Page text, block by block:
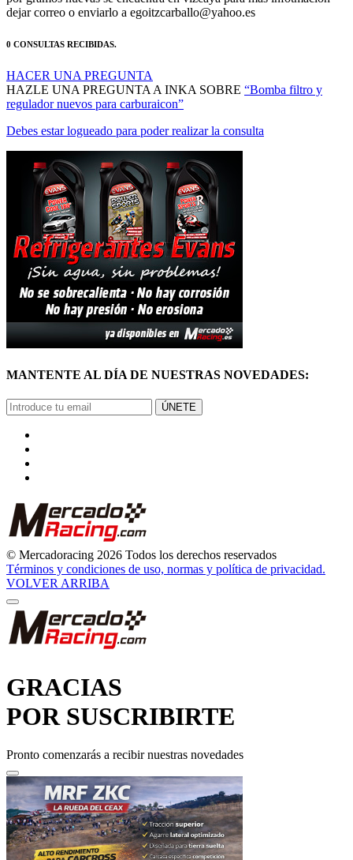
HAZLE UNA PREGUNTA A INKA SOBRE
regulador nuevos para carburaicon”
Debes estar logueado para poder realizar la consulta
© Mercadoracing 2026 Todos los derechos reservados
Términos y condiciones de uso, normas y política de privacidad.
VOLVER ARRIBA
POR SUSCRIBIRTE